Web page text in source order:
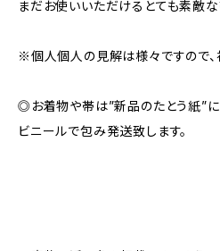
まだお使いいただけるとても素敵な
※個人個人の見解は様々ですので、
◎お着物や帯は”新品のたとう紙”
ビニールで包み発送致します。